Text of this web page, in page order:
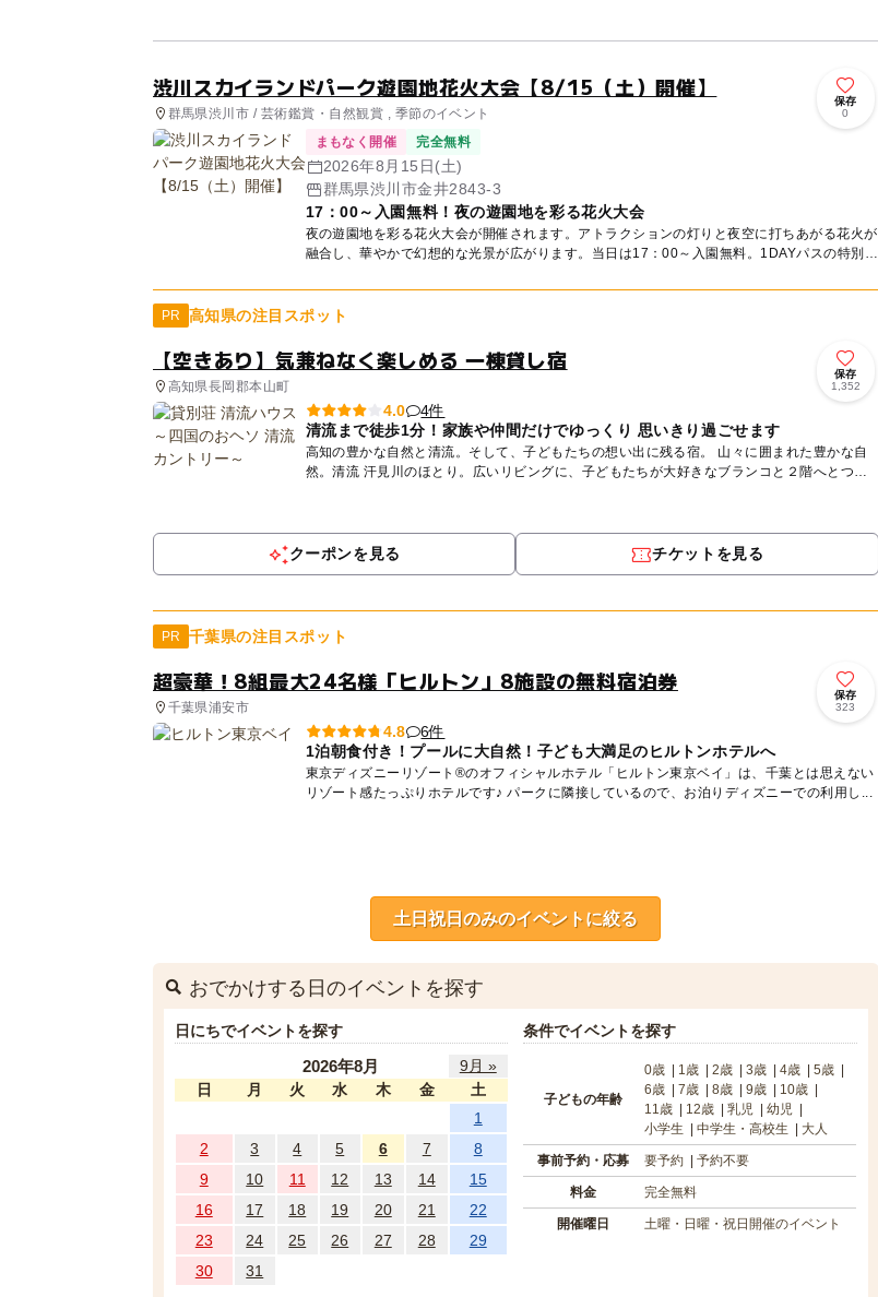
渋川スカイランドパーク遊園地花火大会【8/15（土）開催】
群馬県渋川市 / 芸術鑑賞・自然観賞 , 季節のイベント
保存
0
まもなく開催 完全無料
2026年8月15日(土)
群馬県渋川市金井2843-3
17：00～入園無料！夜の遊園地を彩る花火大会
夜の遊園地を彩る花火大会が開催されます。アトラクションの灯りと夜空に打ちあがる花火が
融合し、華やかで幻想的な光景が広がります。当日は17：00～入園無料。1DAYパスの特別
PR 高知県の注目スポット
【空きあり】気兼ねなく楽しめる 一棟貸し宿
高知県長岡郡本山町
保存
1,352
4.0
4件
清流まで徒歩1分！家族や仲間だけでゆっくり 思いきり過ごせます
高知の豊かな自然と清流。そして、子どもたちの想い出に残る宿。 山々に囲まれた豊かな自
然。清流 汗見川のほとり。広いリビングに、子どもたちが大好きなブランコと２階へとつ
クーポンを見る チケットを見る
PR 千葉県の注目スポット
超豪華！8組最大24名様「ヒルトン」8施設の無料宿泊券
千葉県浦安市
保存
323
4.8
6件
1泊朝食付き！プールに大自然！子ども大満足のヒルトンホテルへ
東京ディズニーリゾート®のオフィシャルホテル「ヒルトン東京ベイ」は、千葉とは思えない
リゾート感たっぷりホテルです♪ パークに隣接しているので、お泊りディズニーでの利用し...
土日祝日のみのイベントに絞る
おでかけする日のイベントを探す
日にちでイベントを探す
2026年8月
9月 »
日
月 火 水 木 金
土
1
2
3 4 5 6 7
8
9
10 11 12 13 14
15
16
17 18 19 20 21
22
23
24 25 26 27 28
29
30
31
条件でイベントを探す
子どもの年齢
0歳 1歳 2歳 3歳 4歳
5歳
6歳
7歳 8歳 9歳
10歳
11歳
12歳 乳児
幼児
小学生
中学生・高校生 大人
事前予約・応募 要予約 予約不要
料金 完全無料
開催曜日 土曜・日曜・祝日開催のイベント